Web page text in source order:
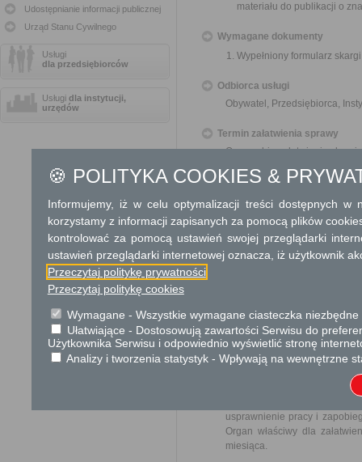
Udostępnianie informacji publicznej
Urząd Stanu Cywilnego
Usługi
dla przedsiębiorców
Usługi dla instytucji,
urzędów
materiału do publikacji o
Wymagane dokumenty
Wypełniony formularz
Odbiorca usługi
Obywatel, Przedsiębiorca,
Termin załatwienia sprawy
O sposobie załatwienia
Informacja
Dodatkowe
Opłata
Skargi są wolne od opłat.
Brak
Skargi i wnioski
Przedmiotem skargi może
pracowników, naruszenie
usprawnienie pracy i
Organ właściwy dla
miesiąca.
🍪 POLITYKA COOKIES &
Informujemy, iż w celu optymalizacji treści dostępnych w
korzystamy z informacji zapisanych za pomocą plików
kontrolować za pomocą ustawień swojej przeglądarki
ustawień przeglądarki internetowej oznacza, iż użytkownik
Przeczytaj politykę prywatności
Przeczytaj politykę cookies
Wymagane - Wszystkie wymagane ciasteczka
Ułatwiające - Dostosowują zawartości Serwisu do
Użytkownika Serwisu i odpowiednio wyświetlić stronę
Analizy i tworzenia statystyk - Wpływają na wewnętrzne